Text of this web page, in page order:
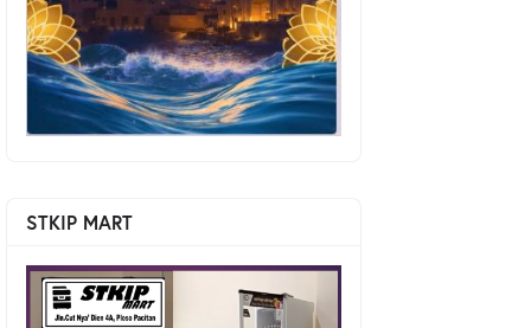
STKIP MART